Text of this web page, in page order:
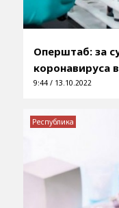
Оперштаб: за
коронавируса
9:44 / 13.10.2022
Республика